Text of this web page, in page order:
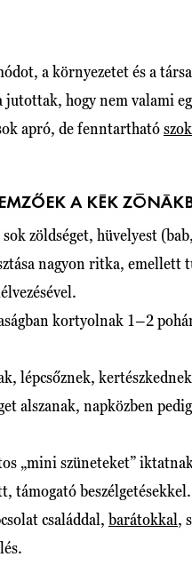
a környezetet és a
hogy nem valami
apró, de fenntartható
A KÉK
zöldséget, hüvelyest
nagyon ritka, emellett
kortyolnak 1–2
lépcsőznek,
alszanak, napközben
„mini szüneteket”
támogató beszélgetésekkel.
családdal, barátokkal,